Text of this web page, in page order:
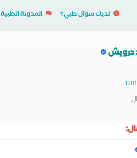
لديك سؤال طبي؟ المدونة الطبية
درويش
1281